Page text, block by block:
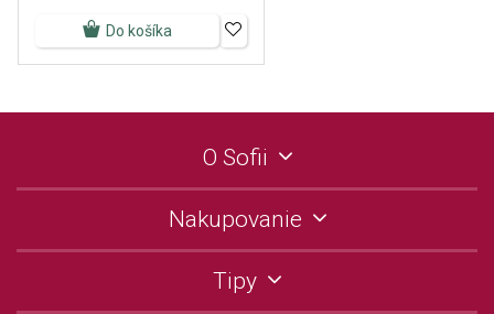
Do košíka
O Sofii
Nakupovanie
Tipy